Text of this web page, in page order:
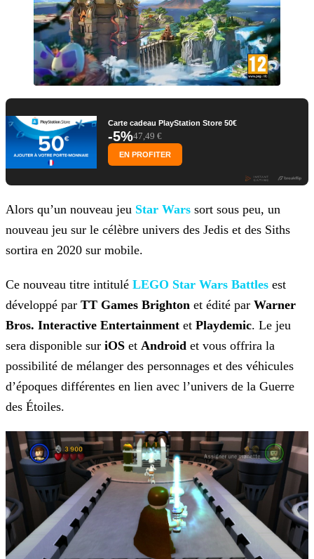
Carte cadeau PlayStation Store 50€
-5%47,49 €
EN PROFITER
Alors qu’un nouveau jeu Star Wars sort sous peu, un
nouveau jeu sur le célèbre univers des Jedis et des Siths
sortira en 2020 sur mobile.
Ce nouveau titre intitulé LEGO Star Wars Battles est
développé par TT Games Brighton et édité par Warner
Bros. Interactive Entertainment et Playdemic. Le jeu
sera disponible sur iOS et Android et vous offrira la
possibilité de mélanger des personnages et des véhicules
d’époques différentes en lien avec l’univers de la Guerre
des Étoiles.